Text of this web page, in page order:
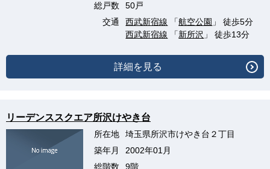
総戸数
50戸
交通
西武新宿線 「航空公園 」 徒歩5分
西武新宿線 「新所沢 」 徒歩13分
詳細を見る
リーデンススクエア所沢けやき台
所在地
埼玉県所沢市けやき台２丁目
築年月
2002年01月
総階数
9階